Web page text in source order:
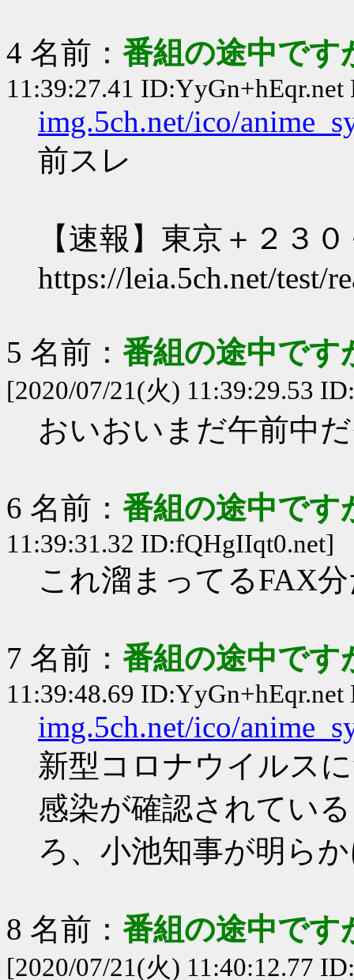
4 名前： 番組の途中で
11:39:27.41
img.5ch.net/ico/
前スレ
【速報】東京＋２３
https://leia.5ch.net/test/
5 名前： 番組の途中で
[2020/07/21(火) 11:39:29.53
おいおいまだ午前中
6 名前： 番組の途中で
11:39:31.32 ID:fQHgIIqt0.net]
これ溜まってるFAX
7 名前： 番組の途中で
11:39:48.69
img.5ch.net/ico/
新型コロナウイルス
感染が確認されてい
ろ、小池知事が明ら
8 名前： 番組の途中で
[2020/07/21(火) 11:40:12.77